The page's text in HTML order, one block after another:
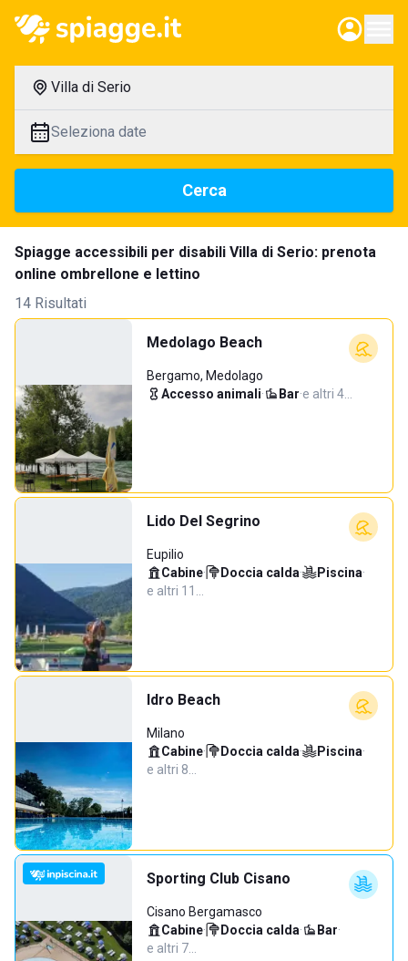
Villa di Serio
Seleziona date
Cerca
Spiagge accessibili per disabili Villa di Serio: prenota
online ombrellone e lettino
14 Risultati
Medolago Beach
Bergamo, Medolago
Accesso animali· Bar·e altri 4…
Lido Del Segrino
Eupilio
Cabine· Doccia calda· Piscina·
e altri 11…
Idro Beach
Milano
Cabine· Doccia calda· Piscina·
e altri 8…
Sporting Club Cisano
Cisano Bergamasco
Cabine· Doccia calda· Bar·
e altri 7…